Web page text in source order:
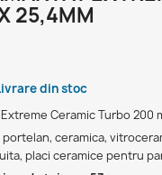
25,4MM
din stoc
Ceramic Turbo 200
ceramica,
placi ceramice pentru